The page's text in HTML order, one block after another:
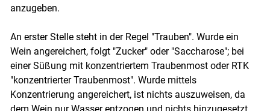
anzugeben.
An erster Stelle steht in der Regel "Trauben". Wurde ein
Wein angereichert, folgt "Zucker" oder "Saccharose"; bei
einer Süßung mit konzentriertem Traubenmost oder RTK
"konzentrierter Traubenmost". Wurde mittels
Konzentrierung angereichert, ist nichts auszuweisen, da